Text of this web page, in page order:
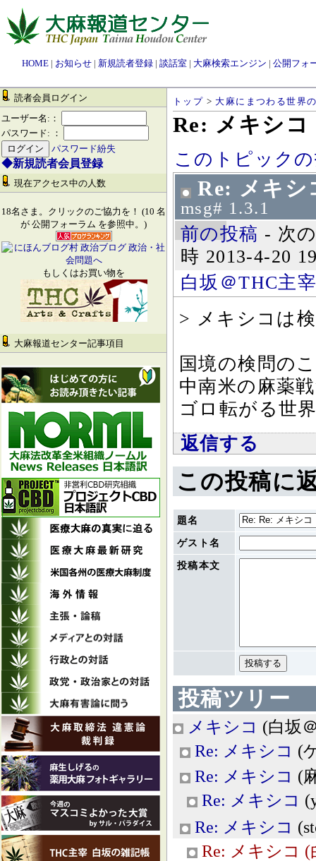
HOME | お知らせ | 新規読者登録 | 談話室 | 大麻検索エンジン | 公開フォ
読者会員ログイン
ユーザー名:：
パスワード: ：
パスワード紛失
◆新規読者会員登録
現在アクセス中の人数
18名さま。クリックのご協力を！ (10 名
が 公開フォーラム を参照中。)
もしくはお買い物を
大麻報道センター記事項目
トップ > 大麻にまつわる世界
Re: メキシコ
このトピック
Re: メキシ
msg# 1.3.1
前の投稿 - 次
時 2013-4-20
白坂＠THC主
> メキシコは
国境の検問の
中南米の麻薬
ゴロ転がる世
返信する
この投稿に
題名
ゲスト名
投稿本文
投稿ツリー
メキシコ (白坂
Re: メキシコ (
Re: メキシコ (
Re: メキシコ
Re: メキシコ
Re: メキシコ (